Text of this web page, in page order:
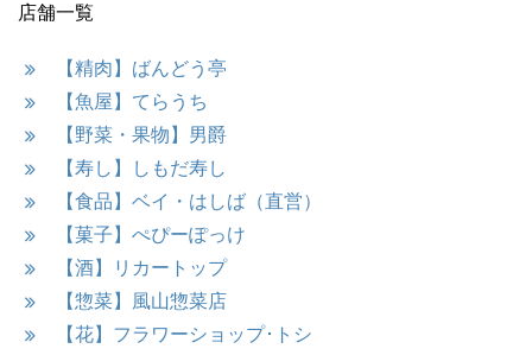
店舗一覧
【精肉】ばんどう亭
【魚屋】てらうち
【野菜・果物】男爵
【寿し】しもだ寿し
【食品】ベイ・はしば（直営）
【菓子】ぺぴーぽっけ
【酒】リカートップ
【惣菜】風山惣菜店
【花】フラワーショップ･トシ